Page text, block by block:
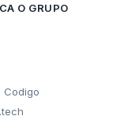
O GRUPO
Codigo